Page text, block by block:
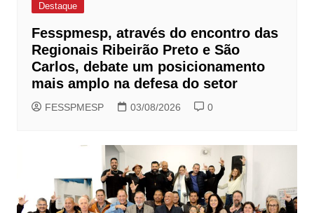
Destaque
Fesspmesp, através do encontro das
Regionais Ribeirão Preto e São
Carlos, debate um posicionamento
mais amplo na defesa do setor
FESSPMESP 03/08/2026 0